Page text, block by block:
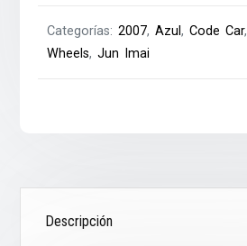
Categorías:2007,Azul,Code Car,
Wheels,Jun Imai
Descripción